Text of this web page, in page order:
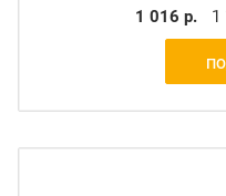
1 016 р. 1